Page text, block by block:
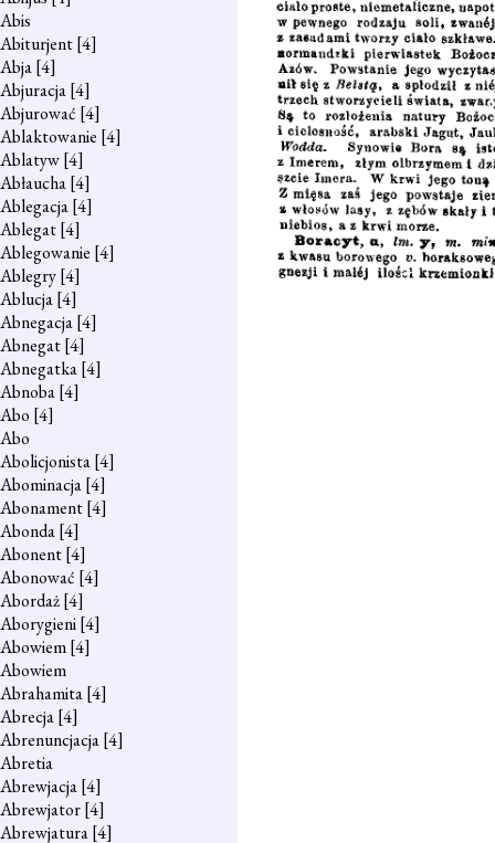
Abis
Abiturjent[4]
Abja[4]
Abjuracja[4]
Abjurować [4]
Ablaktowanie [4]
Ablatyw[4]
Abłaucha[4]
Ablegacja[4]
Ablegat[4]
Ablegowanie [4]
Ablegry[4]
Ablucja[4]
Abnegacja[4]
Abnegat[4]
Abnegatka[4]
Abnoba[4]
Abo [4]
Abo
Abolicjonista[4]
Abominacja[4]
Abonament[4]
Abonda[4]
Abonent[4]
Abonować [4]
Abordaż[4]
Aborygieni[4]
Abowiem[4]
Abowiem
Abrahamita[4]
Abrecja[4]
Abrenuncjacja[4]
Abretia
Abrewjacja[4]
Abrewjator[4]
Abrewjatura[4]